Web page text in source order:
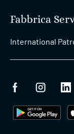
Fabbrica
International